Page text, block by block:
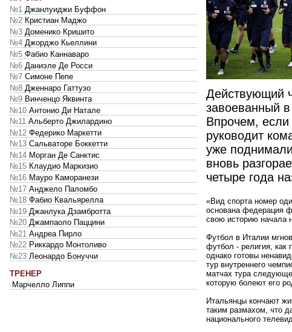
Действующий
завоеванный
Впрочем, если
руководит
уже
вновь
четыре года
«Вид спорта номер
основана федерация
свою историю начала
Футбол в Италии
футбол - религия, как
однако готовы
тур внутреннего
матчах тура
которую болеют его
Итальянцы кончают
таким размахом, что
национального
№1 Джанлуиджи Буффон
№2 Кристиан Маджо
№3 Доменико Кришито
№4 Джорджо Кьеллини
№5 Фабио Каннаваро
№6 Даниэле Де Росси
№7 Симоне Пепе
№8 Дженнаро Гаттузо
№9 Винченцо Яквинта
№10 Антонио Ди Натале
№11 Альберто Джилардино
№12 Федерико Маркетти
№13 Сальваторе Боккетти
№14 Морган Де Санктис
№15 Клаудио Маркизио
№16 Мауро Каморанези
№17 Анджело Паломбо
№18 Фабио Квальярелла
№19 Джанлука Дзамбротта
№20 Джампаоло Паццини
№21 Андреа Пирло
№22 Риккардо Монтоливо
№23 Леонардо Бонуччи
ТРЕНЕР
Марчелло Липпи